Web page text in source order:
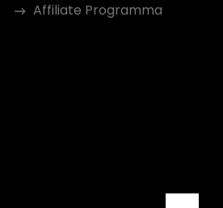
Affiliate Programma